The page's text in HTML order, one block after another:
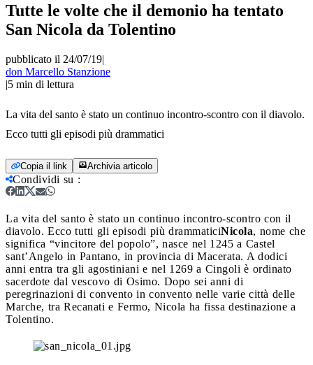
Tutte le volte che il demonio ha tentato
San Nicola da Tolentino
pubblicato il 24/07/19|
don Marcello Stanzione
|5 min di lettura
La vita del santo è stato un continuo incontro-scontro con il diavolo.
Ecco tutti gli episodi più drammatici
Copia il link Archivia articolo
Condividi su :
La vita del santo è stato un continuo incontro-scontro con il
diavolo. Ecco tutti gli episodi più drammaticiNicola, nome che
significa “vincitore del popolo”, nasce nel 1245 a Castel
sant’Angelo in Pantano, in provincia di Macerata. A dodici
anni entra tra gli agostiniani e nel 1269 a Cingoli è ordinato
sacerdote dal vescovo di Osimo. Dopo sei anni di
peregrinazioni di convento in convento nelle varie città delle
Marche, tra Recanati e Fermo, Nicola ha fissa destinazione a
Tolentino.